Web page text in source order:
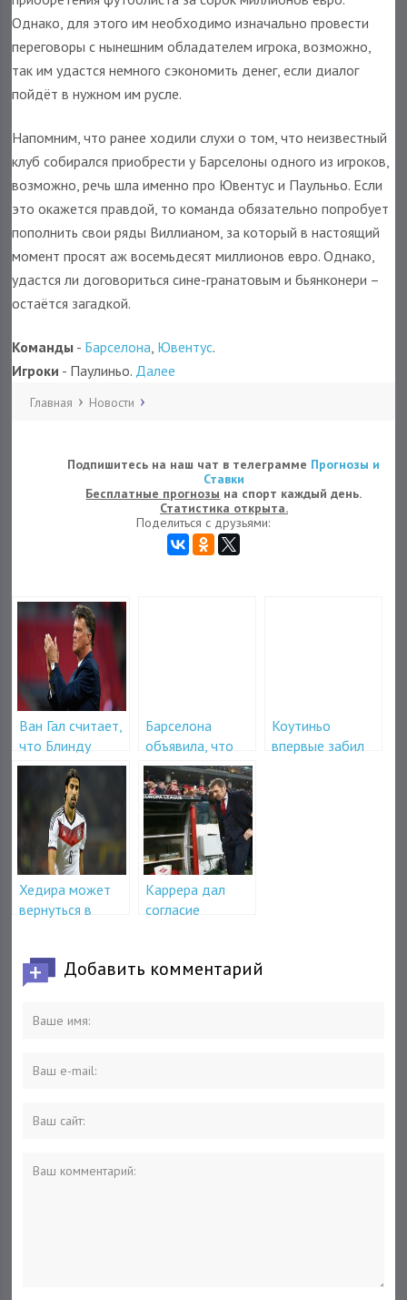
Однако, для этого им необходимо изначально провести
переговоры с нынешним обладателем игрока, возможно,
так им удастся немного сэкономить денег, если диалог
пойдёт в нужном им русле.
Напомним, что ранее ходили слухи о том, что неизвестный
клуб собирался приобрести у Барселоны одного из игроков,
возможно, речь шла именно про Ювентус и Паульньо. Если
это окажется правдой, то команда обязательно попробует
пополнить свои ряды Виллианом, за который в настоящий
момент просят аж восемьдесят миллионов евро. Однако,
удастся ли договориться сине-гранатовым и бьянконери –
остаётся загадкой.
Команды - Барселона Ювентус.
Игроки - Паулиньо. Далее
Главная Новости
Подпишитесь на наш чат в телеграмме Прогнозы и
Ставки
Бесплатные прогнозы на спорт каждый день.
Статистика открыта.
Поделиться с друзьями:
Ван Гал считает,
что Блинду
лучше перейти в
Барселону
Барселона
объявила, что
Маскерано
покинет клуб
Коутиньо
впервые забил
Хедира может
вернуться в
Каррера дал
согласие
Добавить комментарий